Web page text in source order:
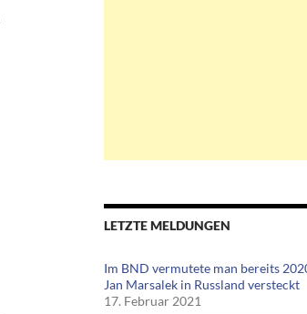
LETZTE MELDUNGEN
Im BND vermutete man bereits
Jan Marsalek in Russland versteckt
17. Februar 2021